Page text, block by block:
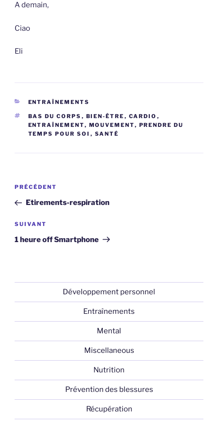
A demain,
Ciao
Eli
CATÉGORIES
ENTRAÎNEMENTS
ÉTIQUETTES
BAS DU CORPS , BIEN-ÊTRE , CARDIO ,
ENTRAÎNEMENT, MOUVEMENT, PRENDRE DU
TEMPS POUR SOI , SANTÉ
Navigation
l’article
Article
précédent
PRÉCÉDENT
Etirements-respiration
Article
suivant
SUIVANT
1 heure off Smartphone
Développement personnel
Entraînements
Mental
Miscellaneous
Nutrition
Prévention des blessures
Récupération